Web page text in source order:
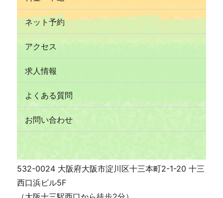
ネット予約
アクセス
求人情報
よくある質問
お問い合わせ
532-0024 大阪府大阪市淀川区十三本町2-1-20 十三
西口浜ビル5F